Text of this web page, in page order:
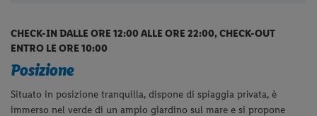
CHECK-IN DALLE ORE 12:00 ALLE ORE 22:00, CHECK-OUT
ENTRO LE ORE 10:00
Posizione
Situato in posizione tranquilla, dispone di spiaggia privata, è
immerso nel verde di un ampio giardino sul mare e si propone